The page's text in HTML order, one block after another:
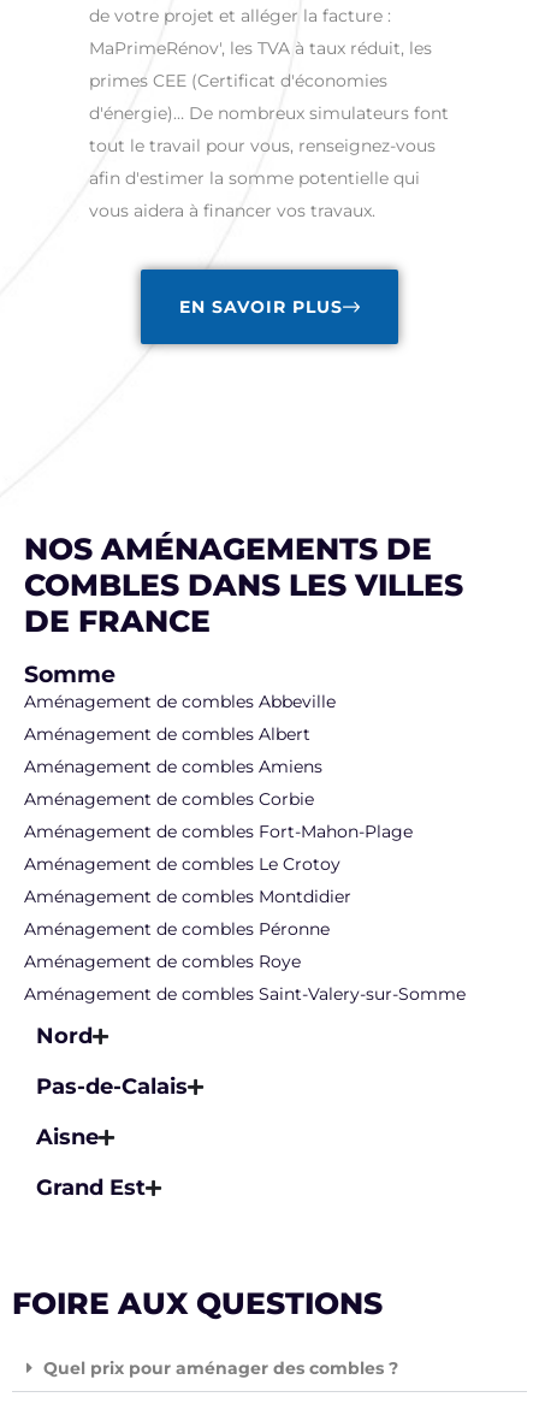
de votre projet et alléger la facture :
MaPrimeRénov', les TVA à taux réduit, les
primes CEE (Certificat d'économies
d'énergie)… De nombreux simulateurs font
tout le travail pour vous, renseignez-vous
afin d'estimer la somme potentielle qui
vous aidera à financer vos travaux.
EN SAVOIR PLUS
NOS AMÉNAGEMENTS DE
COMBLES DANS LES VILLES
DE FRANCE
Somme
Aménagement de combles Abbeville
Aménagement de combles Albert
Aménagement de combles Amiens
Aménagement de combles Corbie
Aménagement de combles Fort-Mahon-Plage
Aménagement de combles Le Crotoy
Aménagement de combles Montdidier
Aménagement de combles Péronne
Aménagement de combles Roye
Aménagement de combles Saint-Valery-sur-Somme
Nord
Pas-de-Calais
Aisne
Grand Est
FOIRE AUX QUESTIONS
Quel prix pour aménager des combles ?